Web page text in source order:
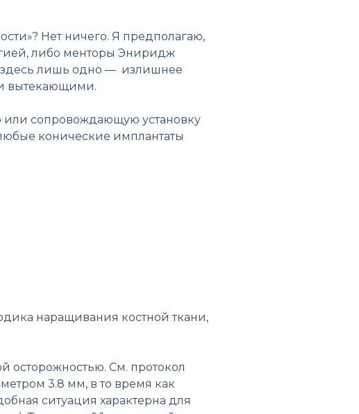
Нет ничего. Я предполагаю,
либо менторы Эниридж
здесь лишь одно — излишнее
вытекающими.
или сопровождающую установку
конические имплантаты
наращивания костной ткани,
осторожностью. См. протокол
3.8 мм, в то время как
ситуация характерна для